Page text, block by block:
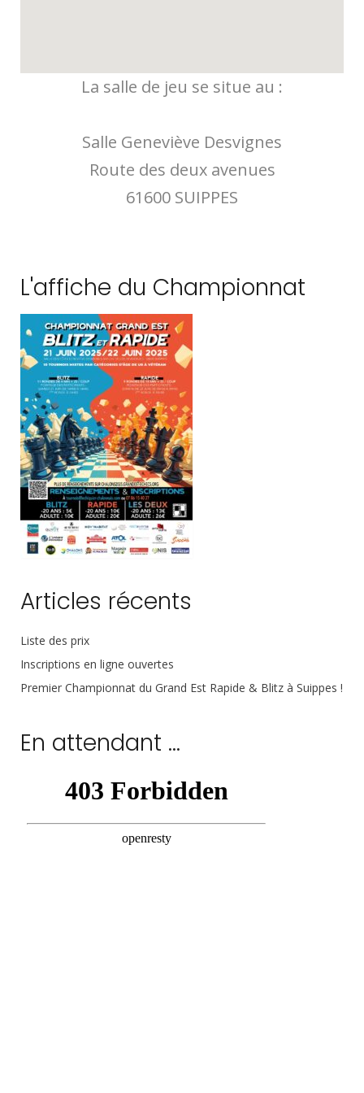
La salle de jeu se situe au :
Salle Geneviève Desvignes
Route des deux avenues
61600 SUIPPES
L'affiche du Championnat
Articles récents
Liste des prix
Inscriptions en ligne ouvertes
Premier Championnat du Grand Est Rapide & Blitz à Suippes !
En attendant ...